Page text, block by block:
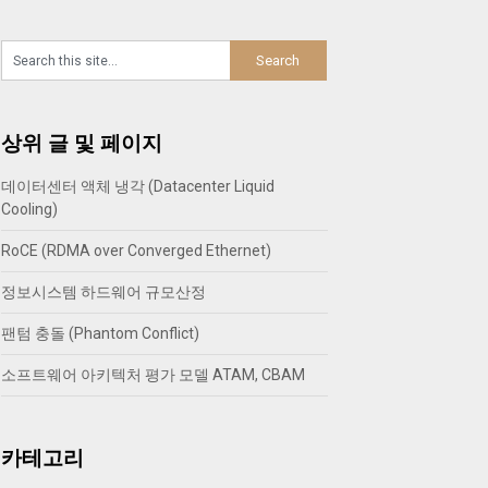
상위 글 및 페이지
데이터센터 액체 냉각 (Datacenter Liquid
Cooling)
RoCE (RDMA over Converged Ethernet)
정보시스템 하드웨어 규모산정
팬텀 충돌 (Phantom Conflict)
소프트웨어 아키텍처 평가 모델 ATAM, CBAM
카테고리